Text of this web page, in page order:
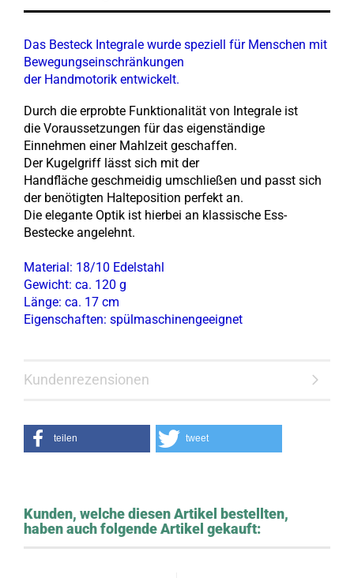
Das Besteck Integrale wurde speziell für Menschen mit
Bewegungseinschränkungen
der Handmotorik entwickelt.
Durch die erprobte Funktionalität von Integrale ist
die Voraussetzungen für das eigenständige
Einnehmen einer Mahlzeit geschaffen.
Der Kugelgriff lässt sich mit der
Handfläche geschmeidig umschließen und passt sich
der benötigten Halteposition perfekt an.
Die elegante Optik ist hierbei an klassische Ess-
Bestecke angelehnt.
Material: 18/10 Edelstahl
Gewicht: ca. 120 g
Länge: ca. 17 cm
Eigenschaften: spülmaschinengeeignet
Kundenrezensionen
teilen tweet
Kunden, welche diesen Artikel bestellten,
haben auch folgende Artikel gekauft: